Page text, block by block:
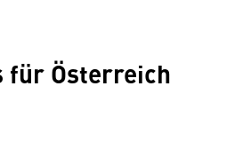
für Österreich